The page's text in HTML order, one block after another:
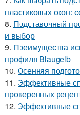
пластиковых окон:
8. Подставочный
и выбор
9. Преимущества
профиля Blaugelb
10. Осенняя
11. Эффективные
проверенных
12. Эффективные